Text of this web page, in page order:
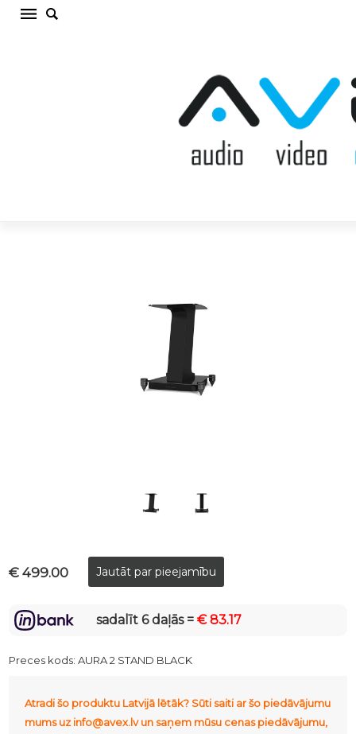
WHARFEDALE AURA 2 STAND BLACK
Akustisko sistēmu statne (cena par gab.)
€ 499.00
sadalīt 6 daļās =€ 83.17
Preces kods:AURA 2 STAND BLACK
Atradi šo produktu Latvijā lētāk? Sūti saiti ar šo piedāvājumu
mums uz info@avex.lv un saņem mūsu cenas piedāvājumu,